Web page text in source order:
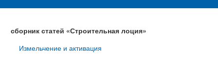
сборник статей «Строительная лоция»
Измельчение и активация